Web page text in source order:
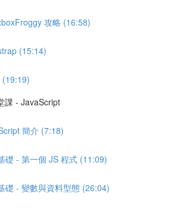
攻略 (16:58)
(15:14)
課 - JavaScript
簡介 (7:18)
礎 - 第一個 JS 程式 (11:09)
礎 - 變數與資料型態 (26:04)